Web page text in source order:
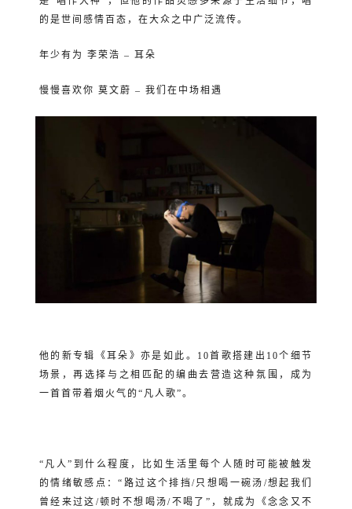
的是世间感情百态，在大众之中广泛流传。
年少有为 李荣浩 – 耳朵
慢慢喜欢你 莫文蔚 – 我们在中场相遇
他的新专辑《耳朵》亦是如此。10首歌搭建出10个细节
场景，再选择与之相匹配的编曲去营造这种氛围，成为
一首首带着烟火气的“凡人歌”。
“凡人”到什么程度，比如生活里每个人随时可能被触发
的情绪敏感点：“路过这个排挡/只想喝一碗汤/想起我们
曾经来过这/顿时不想喝汤/不喝了”，就成为《念念又不